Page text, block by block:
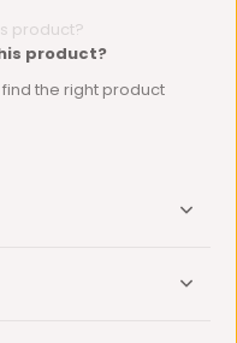
product?
the right product